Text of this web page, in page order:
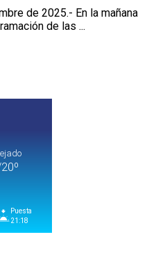
de 2025.- En la mañana
de las ...